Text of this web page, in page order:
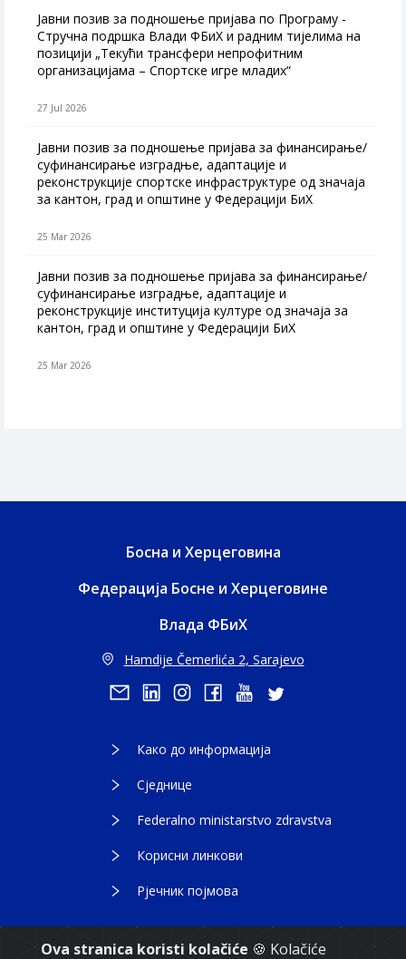
Ova stranica koristi kolačiće 🍪 Kolačiće
Јавни позив за подношење пријава по Програму -
Стручна подршка Влади ФБиХ и радним тијелима на
позицији „Текући трансфери непрофитним
организацијама – Спортске игре младих“
27 Jul 2026
Jавни позив за подношење пријава за финансирање/
суфинансирање изградње, адаптације и
реконструкције спортске инфраструктуре од значаја
за кантон, град и општине у Федерацији БиХ
25 Mar 2026
Јавни позив за подношење пријава за финансирање/
суфинансирање изградње, адаптације и
реконструкције институција културе од значаја за
кантон, град и општине у Федерацији БиХ
25 Mar 2026
Босна и Херцеговина
Федерација Босне и Херцеговине
Влада ФБиХ
Hamdije Čemerlića 2, Sarajevo
Како до информација
Сједнице
Federalno ministarstvo zdravstva
Корисни линкови
Рјечник појмова